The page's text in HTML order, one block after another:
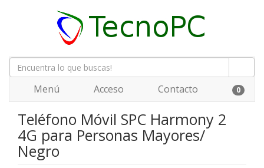
Menú Acceso Contacto 0
Teléfono Móvil SPC Harmony 2
4G para Personas Mayores/
Negro